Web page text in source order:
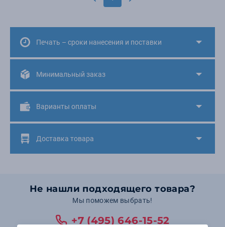
Печать – сроки нанесения и поставки
Минимальный заказ
Варианты оплаты
Доставка товара
Не нашли подходящего товара?
Мы поможем выбрать!
+7 (495) 646-15-52